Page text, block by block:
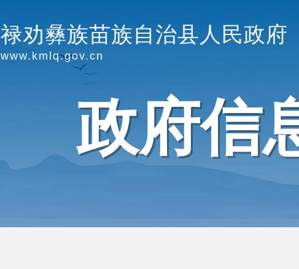
禄劝彝族苗族自治县人民政府
www.kmlq.gov.cn
政府信